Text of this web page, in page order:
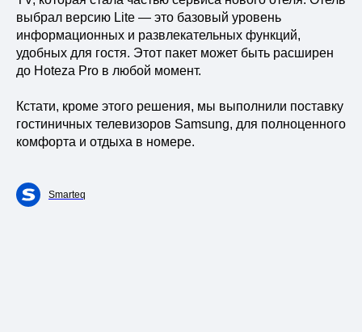
выбрал версию Lite — это базовый уровень
информационных и развлекательных функций,
удобных для гостя. Этот пакет может быть расширен
до Hoteza Pro в любой момент.
Кстати, кроме этого решения, мы выполнили поставку
гостиничных телевизоров Samsung, для полноценного
комфорта и отдыха в номере.
Smarteq